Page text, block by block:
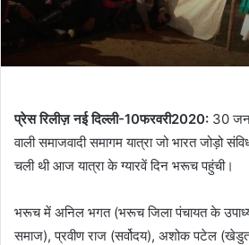
प्रेस रिलीज़ नई दिल्ली-10फरवरी2020: 30
वाली समाजवादी समागम यात्रा जो भारत जोड़ो
चली थी आज यात्रा के ग्यारवें दिन भरूच पहुंची।
भरूच में अनिल भगत (भरूच जिला पंचायत के
समाज), प्रवीण राज (सर्वोदय), अशोक पटेल